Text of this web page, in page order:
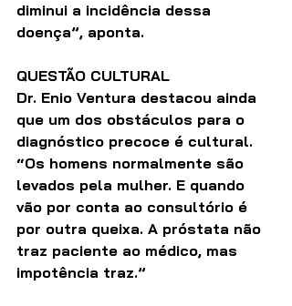
diminui a incidência dessa
doença”, aponta.
QUESTÃO CULTURAL
Dr. Enio Ventura destacou ainda
que um dos obstáculos para o
diagnóstico precoce é cultural.
“Os homens normalmente são
levados pela mulher. E quando
vão por conta ao consultório é
por outra queixa. A próstata não
traz paciente ao médico, mas
impotência traz.”